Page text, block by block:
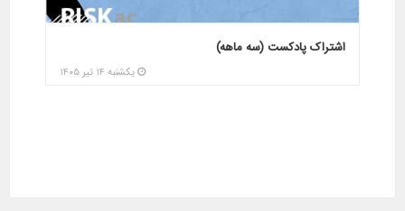
دوره پیش بینی تغییرات ژئوپولتیک و خاورمیانه در سال